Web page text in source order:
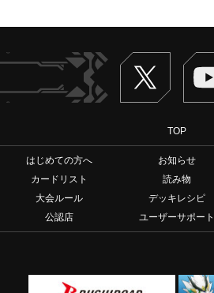
Twitter
TOP
はじめての方へ お知らせ
カードリスト
読み物
大会ルール
デッキレシピ
公認店
ユーザーサポート